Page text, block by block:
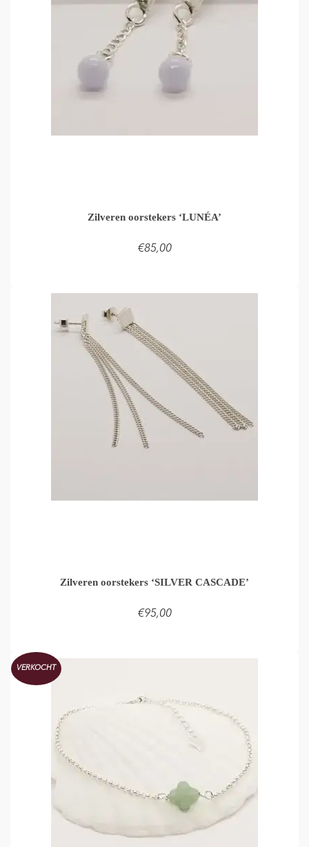
Zilveren oorstekers ‘LUNÉA’
€85,00
Zilveren oorstekers ‘SILVER CASCADE’
€95,00
VERKOCHT